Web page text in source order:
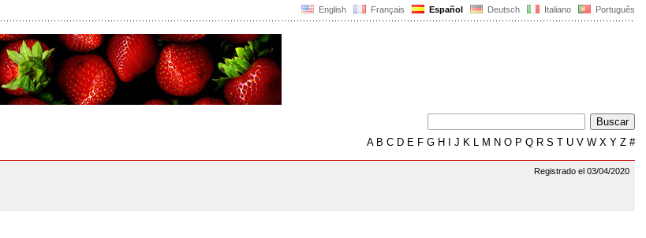
English Français Español Deutsch Italiano Português
AB C D E F G H J K L M N O P Q R S T U V W X Y Z #
Registrado el 03/04/2020